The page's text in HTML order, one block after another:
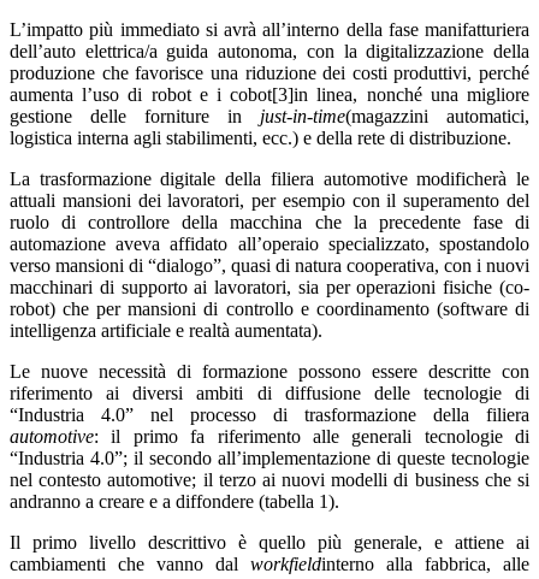
L’impatto più immediato si avrà all’interno della fase manifatturiera
dell’auto elettrica/a guida autonoma, con la digitalizzazione della
produzione che favorisce una riduzione dei costi produttivi, perché
aumenta l’uso di robot e i cobot[3]in linea, nonché una migliore
gestione delle forniture in just-in-time(magazzini automatici,
logistica interna agli stabilimenti, ecc.) e della rete di distribuzione.
La trasformazione digitale della filiera automotive modificherà le
attuali mansioni dei lavoratori, per esempio con il superamento del
ruolo di controllore della macchina che la precedente fase di
automazione aveva affidato all’operaio specializzato, spostandolo
verso mansioni di “dialogo”, quasi di natura cooperativa, con i nuovi
macchinari di supporto ai lavoratori, sia per operazioni fisiche (co-
robot) che per mansioni di controllo e coordinamento (software di
intelligenza artificiale e realtà aumentata).
Le nuove necessità di formazione possono essere descritte con
riferimento ai diversi ambiti di diffusione delle tecnologie di
“Industria 4.0” nel processo di trasformazione della filiera
automotive: il primo fa riferimento alle generali tecnologie di
“Industria 4.0”; il secondo all’implementazione di queste tecnologie
nel contesto automotive; il terzo ai nuovi modelli di business che si
andranno a creare e a diffondere (tabella 1).
Il primo livello descrittivo è quello più generale, e attiene ai
cambiamenti che vanno dal workfieldinterno alla fabbrica, alle